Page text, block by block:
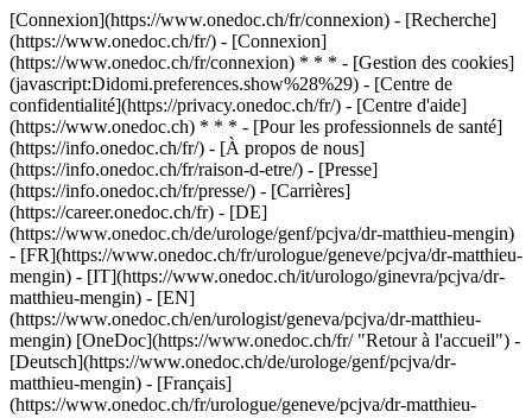
[Connexion](https://www.onedoc.ch/fr/connexion) - [Recherche]
(https://www.onedoc.ch/fr/) - [Connexion]
(https://www.onedoc.ch/fr/connexion) * * * - [Gestion des cookies]
(javascript:Didomi.preferences.show%28%29) - [Centre de
confidentialité](https://privacy.onedoc.ch/fr/) - [Centre d'aide]
(https://www.onedoc.ch) * * * - [Pour les professionnels de santé]
(https://info.onedoc.ch/fr/) - [À propos de nous]
(https://info.onedoc.ch/fr/raison-d-etre/) - [Presse]
(https://info.onedoc.ch/fr/presse/) - [Carrières]
(https://career.onedoc.ch/fr) - [DE]
(https://www.onedoc.ch/de/urologe/genf/pcjva/dr-matthieu-mengin)
- [FR](https://www.onedoc.ch/fr/urologue/geneve/pcjva/dr-matthieu-
mengin) - [IT](https://www.onedoc.ch/it/urologo/ginevra/pcjva/dr-
matthieu-mengin) - [EN]
(https://www.onedoc.ch/en/urologist/geneva/pcjva/dr-matthieu-
mengin) [OneDoc](https://www.onedoc.ch/fr/ "Retour à l'accueil") -
[Deutsch](https://www.onedoc.ch/de/urologe/genf/pcjva/dr-
matthieu-mengin) - [Français]
(https://www.onedoc.ch/fr/urologue/geneve/pcjva/dr-matthieu-